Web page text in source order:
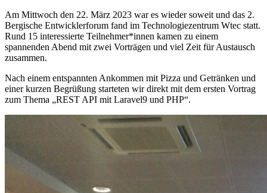
Am Mittwoch den 22. März 2023 war es wieder soweit und das 2.
Bergische Entwicklerforum fand im Technologiezentrum Wtec statt.
Rund 15 interessierte Teilnehmer*innen kamen zu einem
spannenden Abend mit zwei Vorträgen und viel Zeit für Austausch
zusammen.
Nach einem entspannten Ankommen mit Pizza und Getränken und
einer kurzen Begrüßung starteten wir direkt mit dem ersten Vortrag
zum Thema „REST API mit Laravel9 und PHP“.